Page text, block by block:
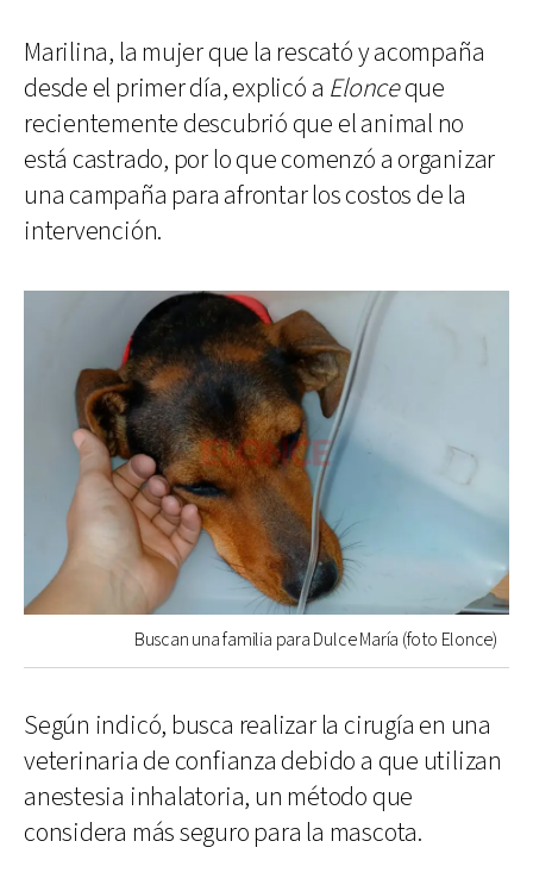
Marilina, la mujer que la rescató y acompaña
desde el primer día, explicó a Elonceque
recientemente descubrió que el animal no
está castrado, por lo que comenzó a organizar
una campaña para afrontar los costos de la
intervención.
Buscan una familia para Dulce María (foto Elonce)
Según indicó, busca realizar la cirugía en una
veterinaria de confianza debido a que utilizan
anestesia inhalatoria, un método que
considera más seguro para la mascota.